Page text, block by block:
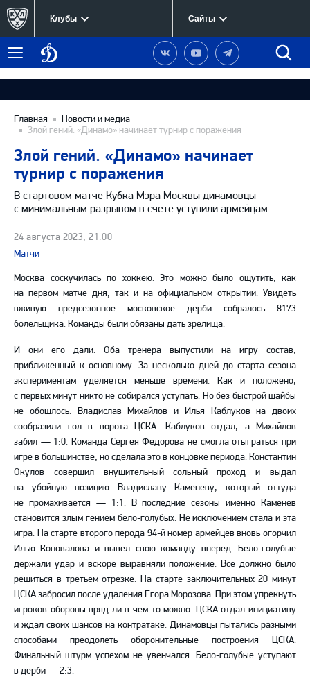
Клубы Сайты
Меню
Динамо
Москва
Наша
группа
Вконтакте
Наш
канал
YouTube
Наш
канал
Telegram
Главная
Новости и медиа
Злой гений. «Динамо» начинает турнир с поражения
Злой гений. «Динамо» начинает
турнир с поражения
В стартовом матче Кубка Мэра Москвы динамовцы
с минимальным разрывом в счете уступили армейцам
24 августа 2023, 21:00
Матчи
Москва соскучилась по хоккею. Это можно было ощутить, как
на первом матче дня, так и на официальном открытии. Увидеть
вживую предсезонное московское дерби собралось 8173
болельщика. Команды были обязаны дать зрелища.
И они его дали. Оба тренера выпустили на игру состав,
приближенный к основному. За несколько дней до старта сезона
экспериментам уделяется меньше времени. Как и положено,
с первых минут никто не собирался уступать. Но без быстрой шайбы
не обошлось. Владислав Михайлов и Илья Каблуков на двоих
сообразили гол в ворота ЦСКА. Каблуков отдал, а Михайлов
забил — 1:0. Команда Сергея Федорова не смогла отыграться при
игре в большинстве, но сделала это в концовке периода. Константин
Окулов совершил внушительный сольный проход и выдал
на убойную позицию Владиславу Каменеву, который оттуда
не промахивается — 1:1. В последние сезоны именно Каменев
становится злым гением бело-голубых. Не исключением стала и эта
игра. На старте второго перода 94-й номер армейцев вновь огорчил
Илью Коновалова и вывел свою команду вперед. Бело-голубые
держали удар и вскоре выравняли положение. Все должно было
решиться в третьем отрезке. На старте заключительных 20 минут
ЦСКА забросил после удаления Егора Морозова. При этом упрекнуть
игроков обороны вряд ли в чем-то можно. ЦСКА отдал инициативу
и ждал своих шансов на контратаке. Динамовцы пытались разными
способами преодолеть оборонительные построения ЦСКА.
Финальный штурм успехом не увенчался. Бело-голубые уступают
в дерби — 2:3.